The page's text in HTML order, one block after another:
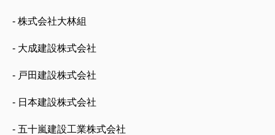
- 株式会社大林組
- 大成建設株式会社
- 戸田建設株式会社
- 日本建設株式会社
- 五十嵐建設工業株式会社